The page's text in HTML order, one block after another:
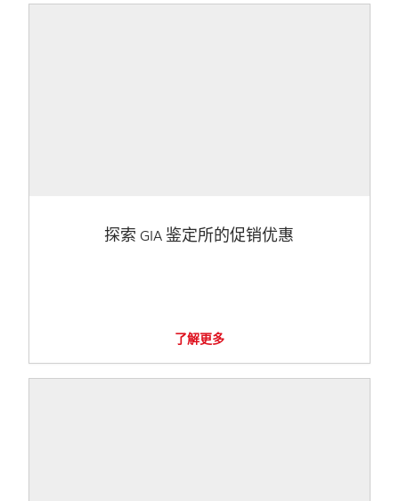
探索 GIA 鉴定所的促销优惠
了解更多